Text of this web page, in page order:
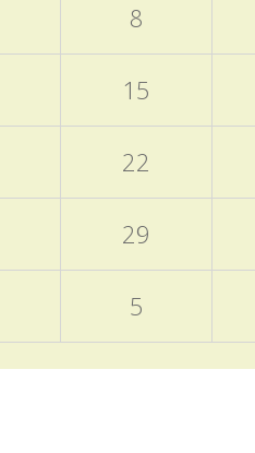
8
15
22
29
5